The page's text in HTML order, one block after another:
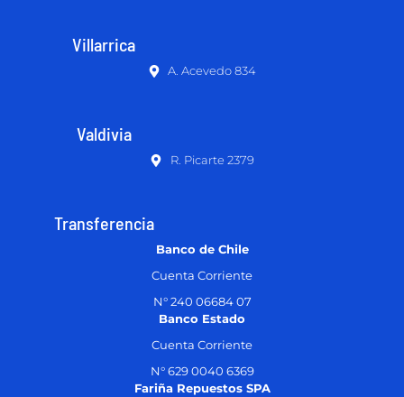
Villarrica
A. Acevedo 834
Valdivia
R. Picarte 2379
Transferencia
Banco de Chile
Cuenta Corriente
N° 240 06684 07
Banco Estado
Cuenta Corriente
N° 629 0040 6369
Fariña Repuestos SPA